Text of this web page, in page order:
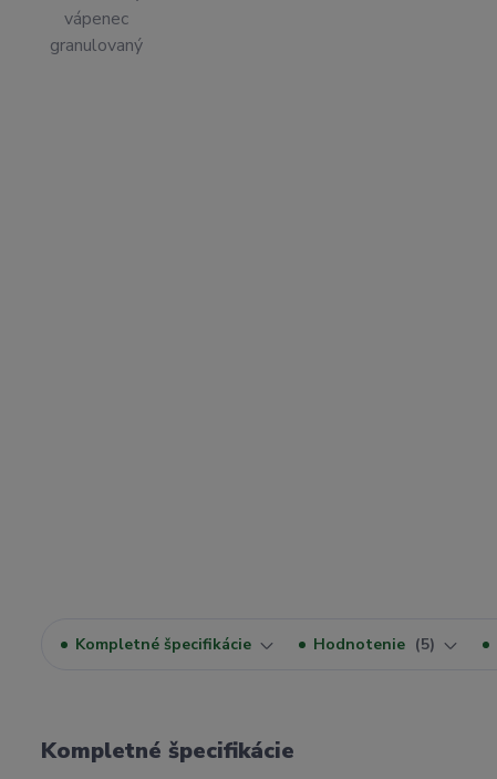
Kompletné špecifikácie Hodnotenie 5
Kompletné špecifikácie